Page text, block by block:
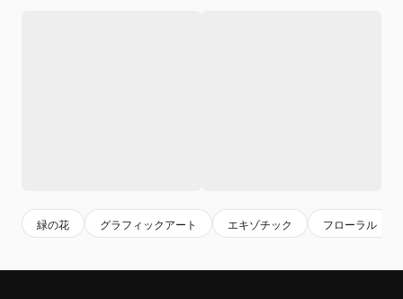
緑の花 グラフィックアート エキゾチック フローラル